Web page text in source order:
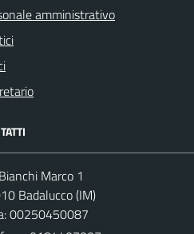
amministrativo
Marco 1
Badalucco (IM)
00250450087